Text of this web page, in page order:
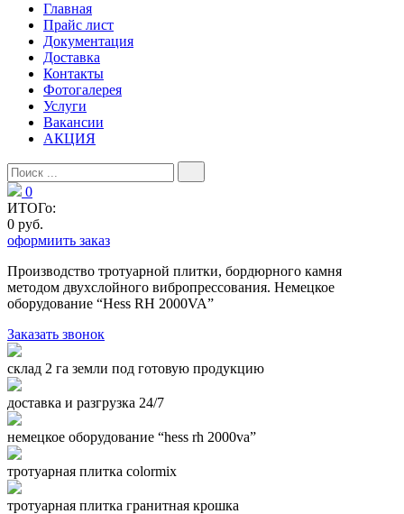
Главная
Прайс лист
Документация
Доставка
Контакты
Фотогалерея
Услуги
Вакансии
АКЦИЯ
0
ИТОГо:
0 руб.
оформиить заказ
Производство тротуарной плитки, бордюрного камня
методом двухслойного вибропресcования. Немецкое
оборудование “Hess RH 2000VA”
Заказать звонок
склад 2 га земли под готовую продукцию
доставка и разгрузка 24/7
немецкое оборудование “hess rh 2000va”
тротуарная плитка colormix
тротуарная плитка гранитная крошка